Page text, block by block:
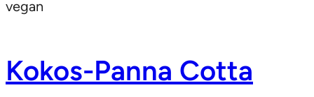
vegan
Kokos-Panna Cotta